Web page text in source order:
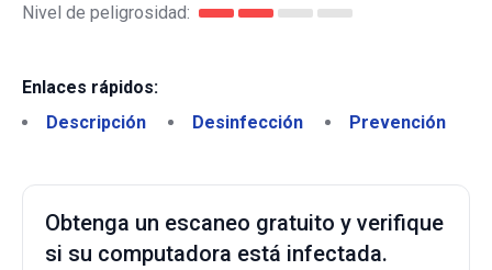
Nivel de peligrosidad:
Enlaces rápidos:
Descripción
Desinfección Prevención
Obtenga un escaneo gratuito y verifique
si su computadora está infectada.